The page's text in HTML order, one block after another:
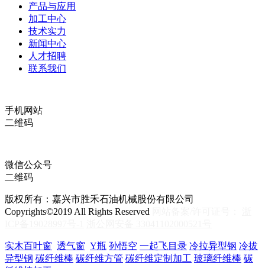
产品与应用
加工中心
技术实力
新闻中心
人才招聘
联系我们
手机网站
二维码
微信公众号
二维码
版权所有：嘉兴市胜禾石油机械股份有限公司
Copyrights©2019 All Rights Reserved
实木百叶窗 透气窗 Y瓶 孙悟空 一起飞目录 冷拉异型钢 冷拔
异型钢 碳纤维棒 碳纤维方管 碳纤维定制加工 玻璃纤维棒 碳